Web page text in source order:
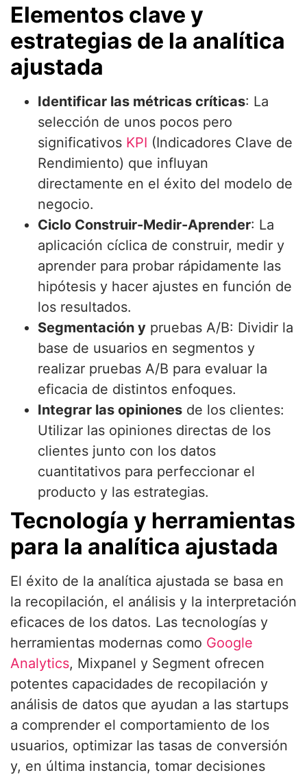
Elementos clave y
estrategias de la analítica
ajustada
Identificar las métricas críticas: La
selección de unos pocos pero
significativos KPI (Indicadores Clave de
Rendimiento) que influyan
directamente en el éxito del modelo de
negocio.
Ciclo Construir-Medir-Aprender: La
aplicación cíclica de construir, medir y
aprender para probar rápidamente las
hipótesis y hacer ajustes en función de
los resultados.
Segmentación y pruebas A/B: Dividir la
base de usuarios en segmentos y
realizar pruebas A/B para evaluar la
eficacia de distintos enfoques.
Integrar las opiniones de los clientes:
Utilizar las opiniones directas de los
clientes junto con los datos
cuantitativos para perfeccionar el
producto y las estrategias.
Tecnología y herramientas
para la analítica ajustada
El éxito de la analítica ajustada se basa en
la recopilación, el análisis y la interpretación
eficaces de los datos. Las tecnologías y
herramientas modernas como Google
Analytics, Mixpanel y Segment ofrecen
potentes capacidades de recopilación y
análisis de datos que ayudan a las startups
a comprender el comportamiento de los
usuarios, optimizar las tasas de conversión
y, en última instancia, tomar decisiones